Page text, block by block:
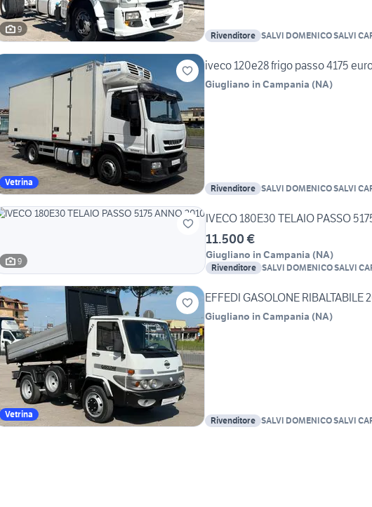
9
Rivenditore SALVI DOMENICO SALVI
Vetrina
iveco 120e28 frigo passo 4175
Giugliano in Campania (NA)
Rivenditore SALVI DOMENICO SALVI
9
IVECO 180E30 TELAIO PASSO
11.500 €
Giugliano in Campania (NA)
Rivenditore SALVI DOMENICO SALVI
Vetrina
EFFEDI GASOLONE RIBALTABILE
Giugliano in Campania (NA)
Rivenditore SALVI DOMENICO SALVI